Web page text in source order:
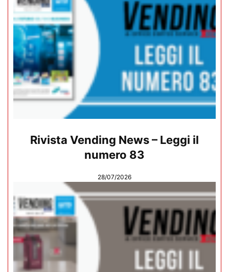
Rivista Vending News – Leggi il
numero 83
28/07/2026